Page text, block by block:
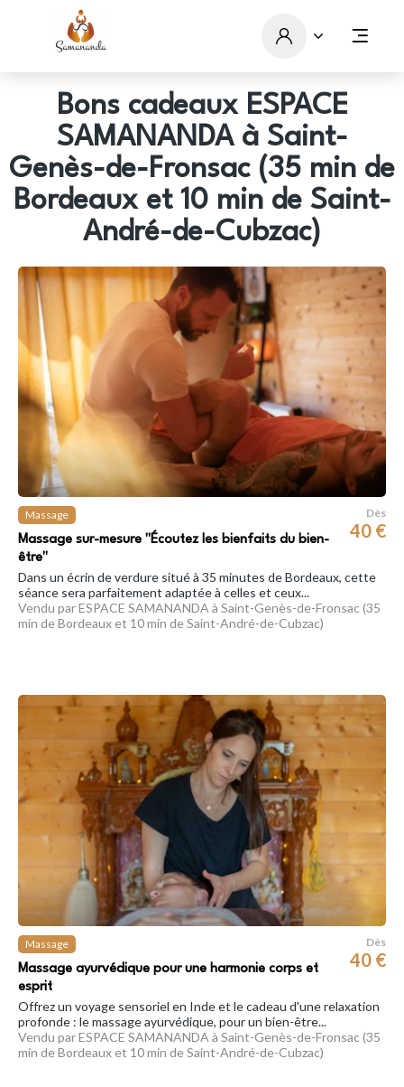
Bons cadeaux ESPACE
SAMANANDA à Saint-
Genès-de-Fronsac (35 min de
Bordeaux et 10 min de Saint-
André-de-Cubzac)
Massage
Massage sur-mesure "Écoutez les bienfaits du bien-
être"
Dès
40 €
Dans un écrin de verdure situé à 35 minutes de Bordeaux, cette
séance sera parfaitement adaptée à celles et ceux...
Vendu par ESPACE SAMANANDA à Saint-Genès-de-Fronsac (35
min de Bordeaux et 10 min de Saint-André-de-Cubzac)
Massage
Massage ayurvédique pour une harmonie corps et
esprit
Dès
40 €
Offrez un voyage sensoriel en Inde et le cadeau d'une relaxation
profonde : le massage ayurvédique, pour un bien-être...
Vendu par ESPACE SAMANANDA à Saint-Genès-de-Fronsac (35
min de Bordeaux et 10 min de Saint-André-de-Cubzac)